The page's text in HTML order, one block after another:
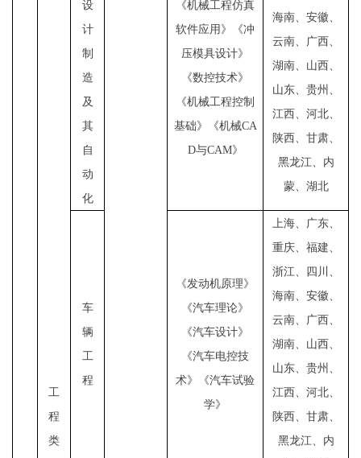
工
程
类
设
计
制
造
及
其
自
动
化
《机械工程仿真
软件应用》《冲
压模具设计》
《数控技术》
《机械工程控制
基础》《机械CA
D与CAM》
海南、安徽、
云南、广西、
湖南、山西、
山东、贵州、
江西、河北、
陕西、甘肃、
黑龙江、内
蒙、湖北
车
辆
工
程
《发动机原理》
《汽车理论》
《汽车设计》
《汽车电控技
术》《汽车试验
学》
上海、广东、
重庆、福建、
浙江、四川、
海南、安徽、
云南、广西、
湖南、山西、
山东、贵州、
江西、河北、
陕西、甘肃、
黑龙江、内